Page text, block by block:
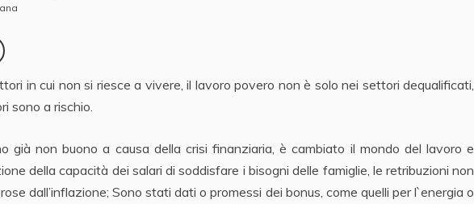
in cui non si riesce a vivere, il lavoro povero non è solo nei settori dequalificati,
sono a rischio.
già non buono a causa della crisi finanziaria, è cambiato il mondo del lavoro e
della capacità dei salari di soddisfare i bisogni delle famiglie, le retribuzioni non
dall’inflazione; Sono stati dati o promessi dei bonus, come quelli per l`energia o